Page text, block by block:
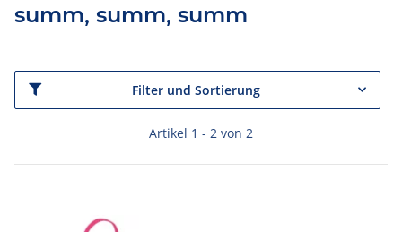
summ, summ, summ
Filter und Sortierung
Artikel 1 - 2 von 2